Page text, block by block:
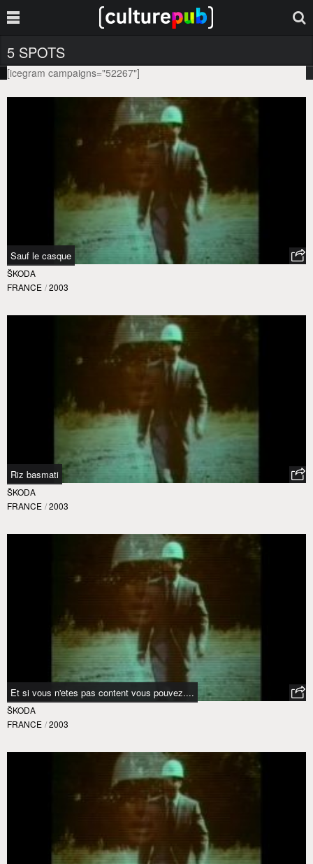
5 SPOTS
[icegram campaigns="52267"]
Sauf le casque
ŠKODA
FRANCE / 2003
Riz basmati
ŠKODA
FRANCE / 2003
Et si vous n'etes pas content vous pouvez....
ŠKODA
FRANCE / 2003